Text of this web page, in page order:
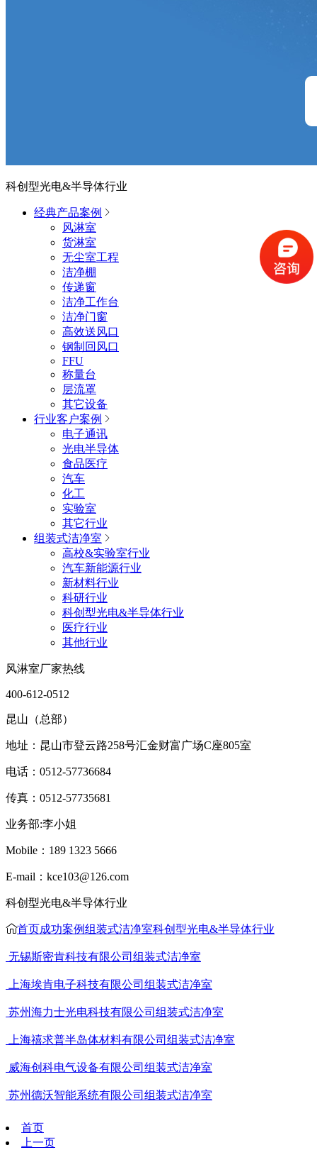
科创型光电&半导体行业
经典产品案例
风淋室
货淋室
无尘室工程
洁净棚
传递窗
洁净工作台
洁净门窗
高效送风口
钢制回风口
FFU
称量台
层流罩
其它设备
行业客户案例
电子通讯
光电半导体
食品医疗
汽车
化工
实验室
其它行业
组装式洁净室
高校&实验室行业
汽车新能源行业
新材料行业
科研行业
科创型光电&半导体行业
医疗行业
其他行业
风淋室厂家热线
400-612-0512
昆山（总部）
地址：昆山市登云路258号汇金财富广场C座805室
电话：0512-57736684
传真：0512-57735681
业务部:李小姐
Mobile：189 1323 5666
E-mail：kce103@126.com
科创型光电&半导体行业
首页成功案例组装式洁净室科创型光电&半导体行业
无锡斯密肯科技有限公司组装式洁净室
上海埃肯电子科技有限公司组装式洁净室
苏州海力士光电科技有限公司组装式洁净室
上海禧求普半岛体材料有限公司组装式洁净室
威海创科电气设备有限公司组装式洁净室
苏州德沃智能系统有限公司组装式洁净室
首页
上一页